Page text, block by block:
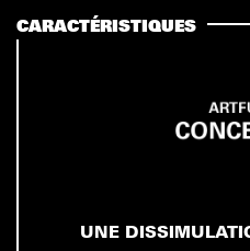
CARACTÉRISTIQUES
UNE